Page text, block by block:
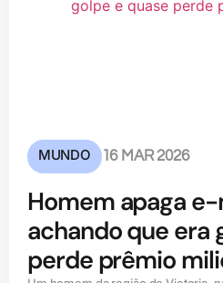
MUNDO 16 MAR 2026
Homem apaga
achando que era
perde prêmio